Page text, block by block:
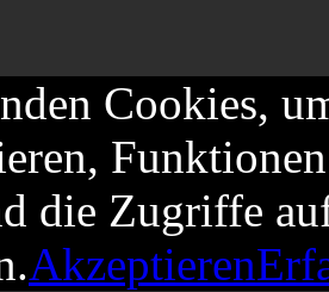
Cookies,
die Zugriffe
Akzeptieren